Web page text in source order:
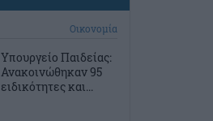
Οικονομία
Υπουργείο Παιδείας:
Ανακοινώθηκαν 95
ειδικότητες και...